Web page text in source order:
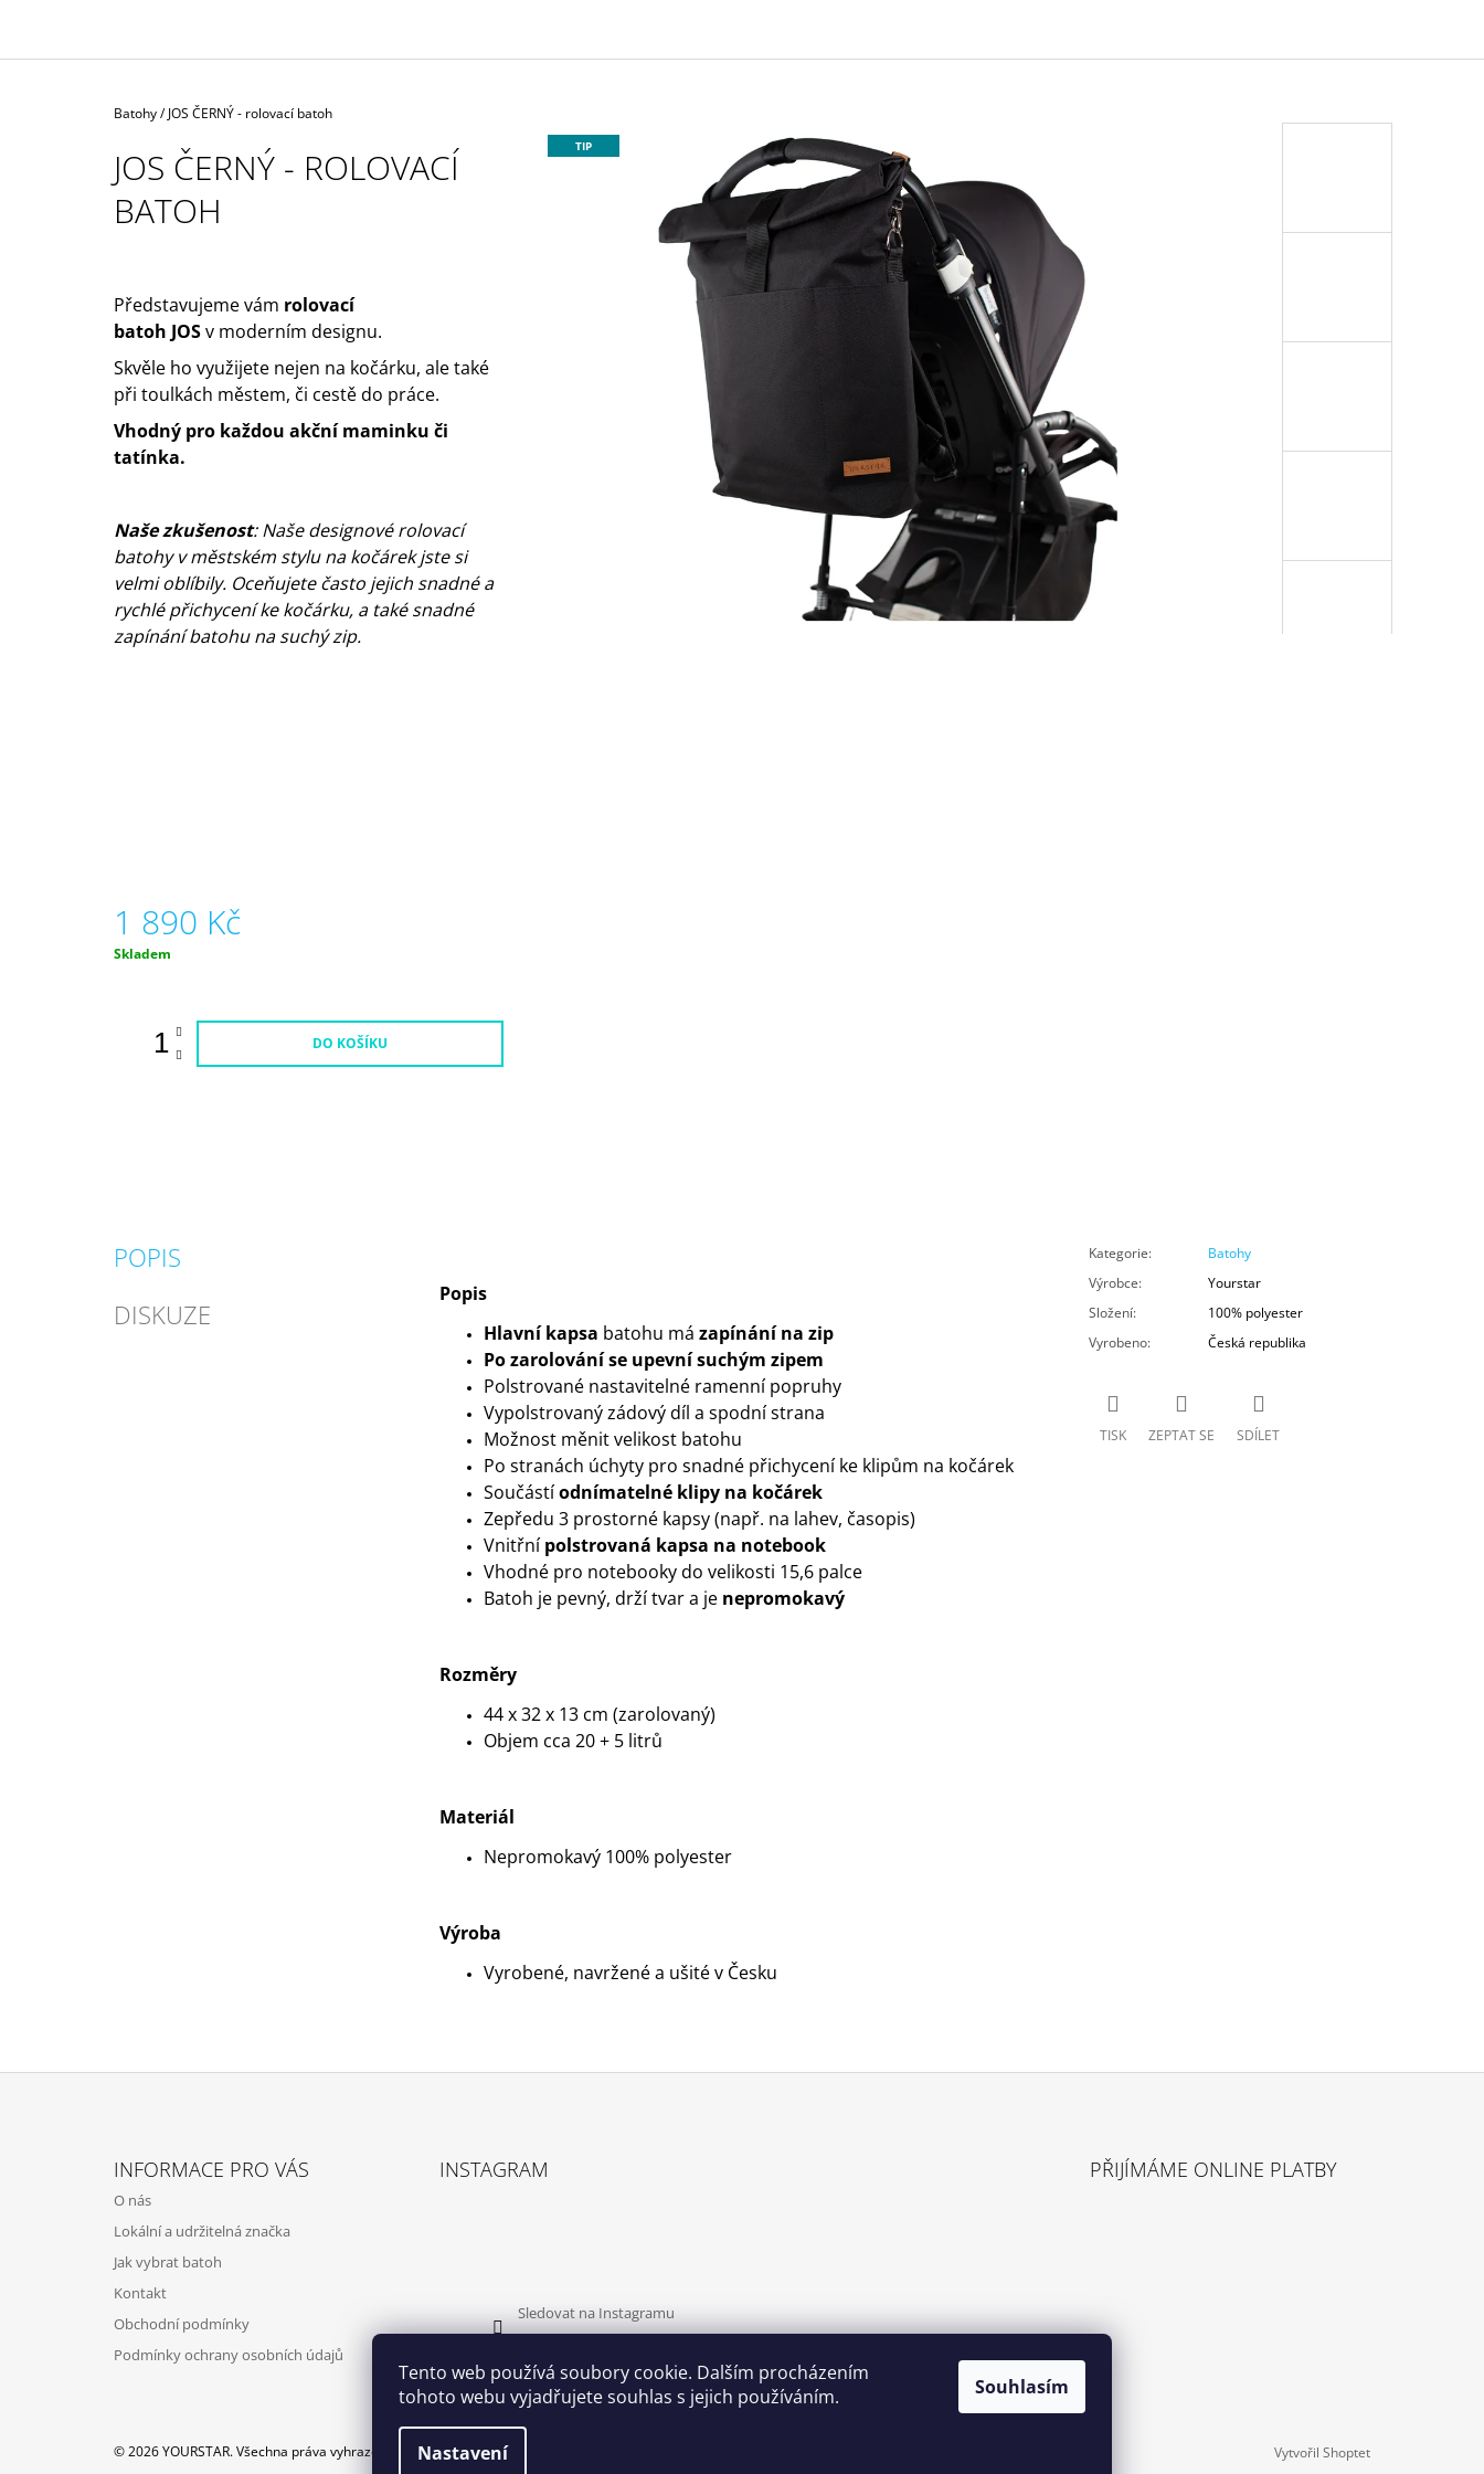
Tento web používá soubory cookie. Dalším procházením
tohoto webu vyjadřujete souhlas s jejich používáním.
Nastavení
Souhlasím
Domů
Batohy/ JOS ČERNÝ - rolovací batoh
JOS ČERNÝ - ROLOVACÍ
BATOH
TIP
Představujeme vám rolovací
batoh JOSv moderním designu.
Skvěle ho využijete nejen na kočárku, ale také
při toulkách městem, či cestě do práce.
Vhodný pro každou akční maminku či
tatínka.
Naše zkušenost: Naše designové rolovací
batohy v městském stylu na kočárek jste si
velmi oblíbily. Oceňujete často jejich snadné a
rychlé přichycení ke kočárku, a také snadné
zapínání batohu na suchý zip.
1 890 Kč
Měrná
Skladem
DO KOŠÍKU
POPIS
DISKUZE
Popis
Hlavní kapsa batohu má zapínání na zip
Po zarolování se upevní suchým zipem
Polstrované nastavitelné ramenní popruhy
Vypolstrovaný zádový díl a spodní strana
Možnost měnit velikost batohu
Po stranách úchyty pro snadné přichycení ke klipům na kočárek
Součástíodnímatelné klipy na kočárek
Zepředu 3 prostorné kapsy (např. na lahev, časopis)
Vnitřnípolstrovaná kapsa na notebook
Vhodné pro notebooky do velikosti 15,6 palce
Batoh je pevný, drží tvar a je nepromokavý
Rozměry
44 x 32 x 13 cm (zarolovaný)
Objem cca 20 + 5 litrů
Materiál
Nepromokavý 100% polyester
Výroba
Vyrobené, navržené a ušité v Česku
Kategorie:
Batohy
Výrobce:
Yourstar
Složení:
100% polyester
Vyrobeno: Česká republika
TISK ZEPTAT SE SDÍLET
INFORMACE PRO VÁS
O nás
Lokální a udržitelná značka
Jak vybrat batoh
Kontakt
Obchodní podmínky
Podmínky ochrany osobních údajů
INSTAGRAM
Sledovat na Instagramu
PŘIJÍMÁME ONLINE PLATBY
Vytvořil Shoptet
© 2026 YOURSTAR. Všechna práva vyhrazena.